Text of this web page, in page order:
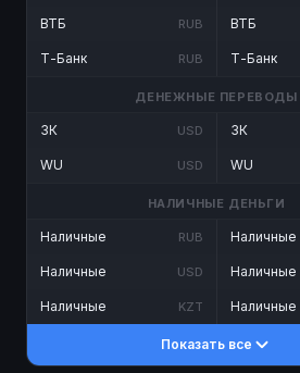
ВТБ RUB
Т-Банк RUB
ВТБ
Т-Банк
ДЕНЕЖНЫЕ ПЕРЕВОДЫ
ЗК USD
WU USD
ЗК
WU
НАЛИЧНЫЕ ДЕНЬГИ
Наличные RUB
Наличные USD
Наличные KZT
Наличные
Наличные
Наличные
Показать все